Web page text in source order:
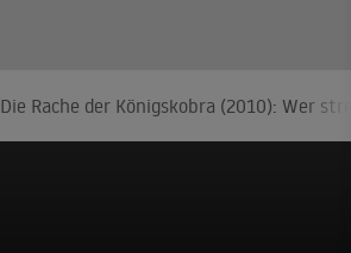
Die Rache der Königskobra (2010): Wer